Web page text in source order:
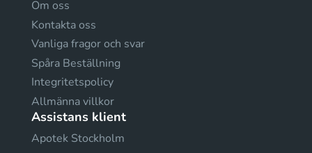
Om oss
Kontakta oss
Vanliga fragor och svar
Spåra Beställning
Integritetspolicy
Allmänna villkor
Assistans klient
Apotek Stockholm